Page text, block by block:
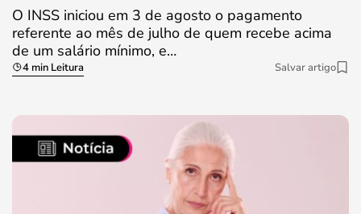
O INSS iniciou em 3 de agosto o pagamento
referente ao mês de julho de quem recebe acima
de um salário mínimo, e…
4 min Leitura Salvar artigo